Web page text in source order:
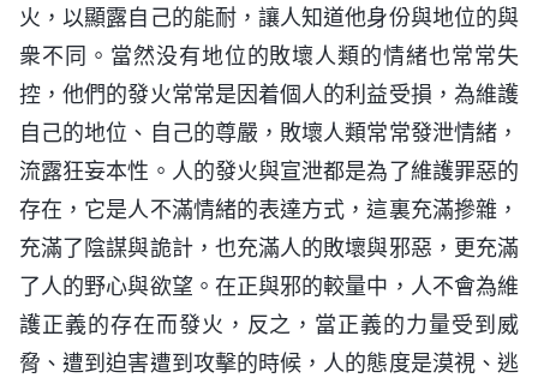
火，以顯露自己的能耐，讓人知道他身份與地位的與
衆不同。當然没有地位的敗壞人類的情緒也常常失
控，他們的發火常常是因着個人的利益受損，為維護
自己的地位、自己的尊嚴，敗壞人類常常發泄情緒，
流露狂妄本性。人的發火與宣泄都是為了維護罪惡的
存在，它是人不滿情緒的表達方式，這裏充滿摻雜，
充滿了陰謀與詭計，也充滿人的敗壞與邪惡，更充滿
了人的野心與欲望。在正與邪的較量中，人不會為維
護正義的存在而發火，反之，當正義的力量受到威
脅、遭到迫害遭到攻擊的時候，人的態度是漠視、逃